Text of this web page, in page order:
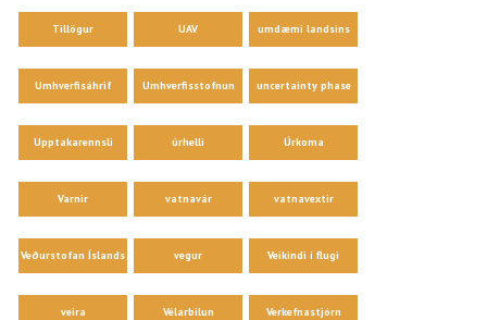
Tillögur UAV umdæmi landsins
Umhverfisáhrif Umhverfisstofnun uncertainty phase
Upptakarennsli úrhelli Úrkoma
Varnir vatnavár vatnavextir
Veðurstofan Íslands vegur Veikindi í flugi
veira Vélarbilun Verkefnastjórn